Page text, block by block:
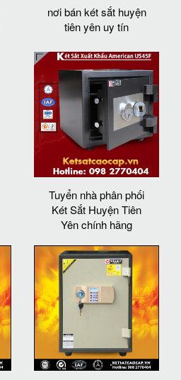
nơi bán két sắt huyện
tiên yên uy tín
Tuyển nhà phân phối
Két Sắt Huyện Tiên
Yên chính hãng